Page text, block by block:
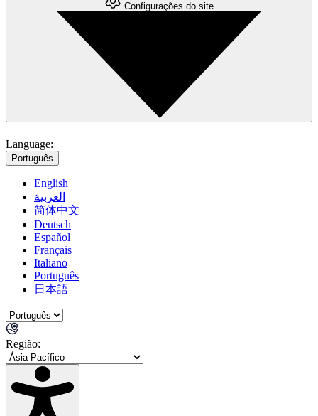
Configurações do site
Language:
Português
English
العربية
简体中文
Deutsch
Español
Français
Italiano
Português
日本語
Região: